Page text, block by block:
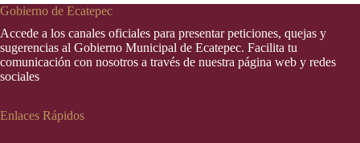
Gobierno de Ecatepec
Accede a los canales oficiales para presentar peticiones, quejas y
sugerencias al Gobierno Municipal de Ecatepec. Facilita tu
comunicación con nosotros a través de nuestra página web y redes
sociales
Enlaces Rápidos